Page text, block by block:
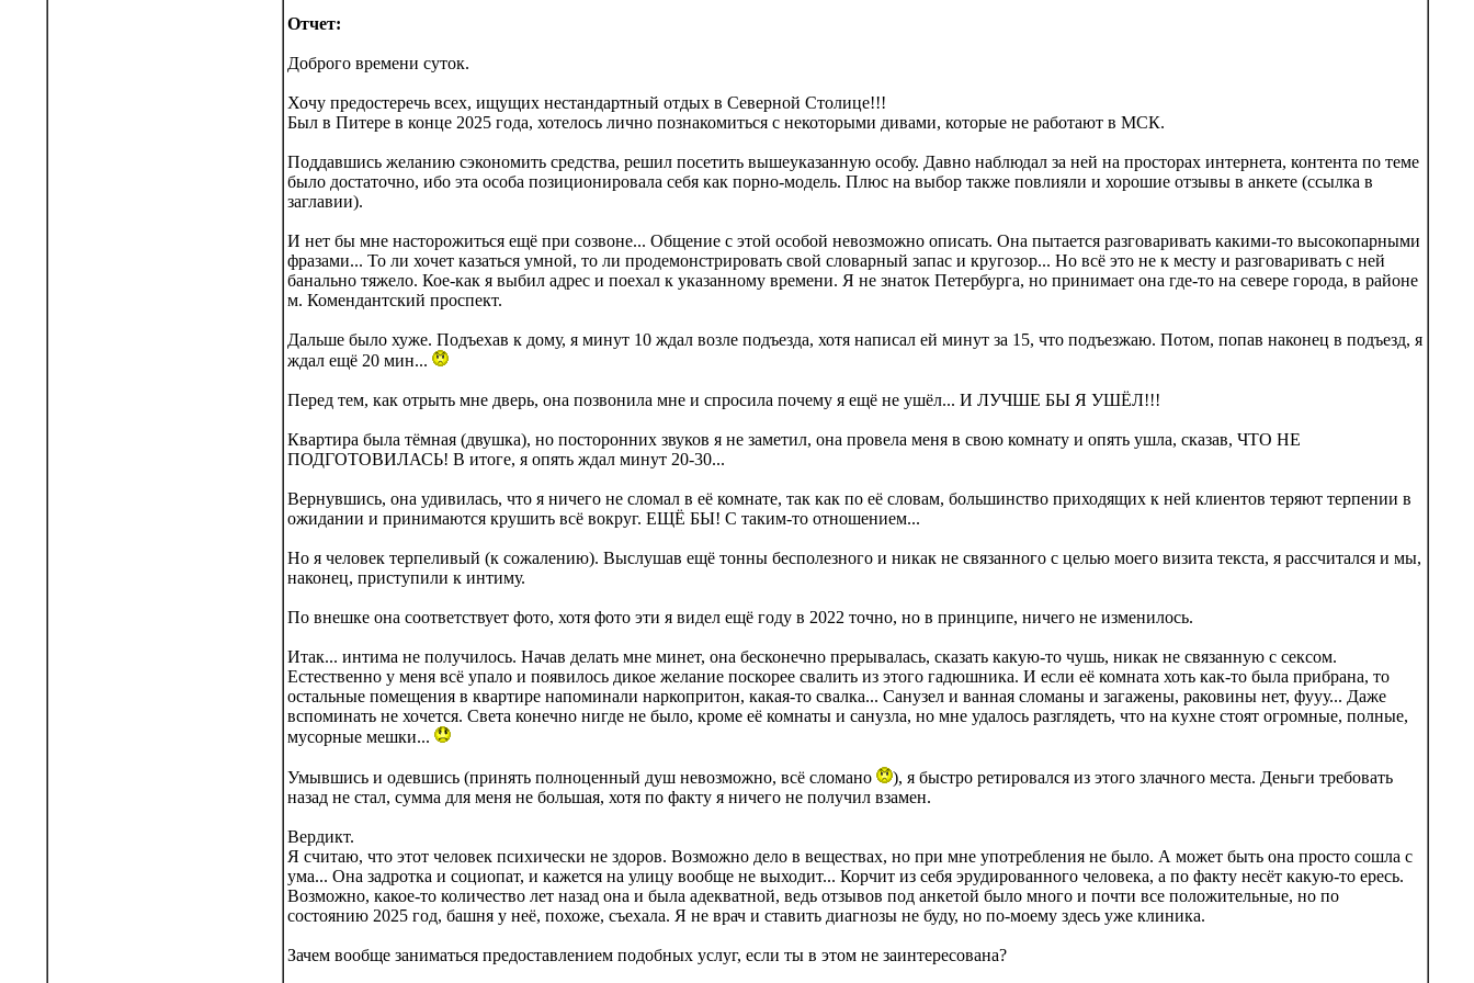
Отчет:
Доброго времени суток.
Хочу предостеречь всех, ищущих нестандартный отдых в Северной Столице!!!
Был в Питере в конце 2025 года, хотелось лично познакомиться с некоторыми дивами, которые не работают в МСК.
Поддавшись желанию сэкономить средства, решил посетить вышеуказанную особу. Давно наблюдал за ней на просторах интернета, контента по теме
было достаточно, ибо эта особа позиционировала себя как порно-модель. Плюс на выбор также повлияли и хорошие отзывы в анкете (ссылка в
заглавии).
И нет бы мне насторожиться ещё при созвоне... Общение с этой особой невозможно описать. Она пытается разговаривать какими-то высокопарными
фразами... То ли хочет казаться умной, то ли продемонстрировать свой словарный запас и кругозор... Но всё это не к месту и разговаривать с ней
банально тяжело. Кое-как я выбил адрес и поехал к указанному времени. Я не знаток Петербурга, но принимает она где-то на севере города, в районе
м. Комендантский проспект.
Дальше было хуже. Подъехав к дому, я минут 10 ждал возле подъезда, хотя написал ей минут за 15, что подъезжаю. Потом, попав наконец в подъезд, я
ждал ещё 20 мин...
Перед тем, как отрыть мне дверь, она позвонила мне и спросила почему я ещё не ушёл... И ЛУЧШЕ БЫ Я УШЁЛ!!!
Квартира была тёмная (двушка), но посторонних звуков я не заметил, она провела меня в свою комнату и опять ушла, сказав, ЧТО НЕ
ПОДГОТОВИЛАСЬ! В итоге, я опять ждал минут 20-30...
Вернувшись, она удивилась, что я ничего не сломал в её комнате, так как по её словам, большинство приходящих к ней клиентов теряют терпении в
ожидании и принимаются крушить всё вокруг. ЕЩЁ БЫ! С таким-то отношением...
Но я человек терпеливый (к сожалению). Выслушав ещё тонны бесполезного и никак не связанного с целью моего визита текста, я рассчитался и мы,
наконец, приступили к интиму.
По внешке она соответствует фото, хотя фото эти я видел ещё году в 2022 точно, но в принципе, ничего не изменилось.
Итак... интима не получилось. Начав делать мне минет, она бесконечно прерывалась, сказать какую-то чушь, никак не связанную с сексом.
Естественно у меня всё упало и появилось дикое желание поскорее свалить из этого гадюшника. И если её комната хоть как-то была прибрана, то
остальные помещения в квартире напоминали наркопритон, какая-то свалка... Санузел и ванная сломаны и загажены, раковины нет, фууу... Даже
вспоминать не хочется. Света конечно нигде не было, кроме её комнаты и санузла, но мне удалось разглядеть, что на кухне стоят огромные, полные,
мусорные мешки...
Умывшись и одевшись (принять полноценный душ невозможно, всё сломано
), я быстро ретировался из этого злачного места. Деньги требовать
назад не стал, сумма для меня не большая, хотя по факту я ничего не получил взамен.
Вердикт.
Я считаю, что этот человек психически не здоров. Возможно дело в веществах, но при мне употребления не было. А может быть она просто сошла с
ума... Она задротка и социопат, и кажется на улицу вообще не выходит... Корчит из себя эрудированного человека, а по факту несёт какую-то ересь.
Возможно, какое-то количество лет назад она и была адекватной, ведь отзывов под анкетой было много и почти все положительные, но по
состоянию 2025 год, башня у неё, похоже, съехала. Я не врач и ставить диагнозы не буду, но по-моему здесь уже клиника.
Зачем вообще заниматься предоставлением подобных услуг, если ты в этом не заинтересована?